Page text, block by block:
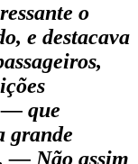
o
e destacava
— que
grande
— Não assim